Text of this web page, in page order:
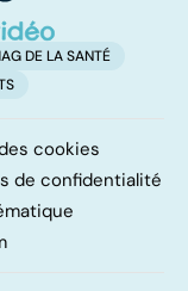
DE LA SANTÉ
cookies
de confidentialité